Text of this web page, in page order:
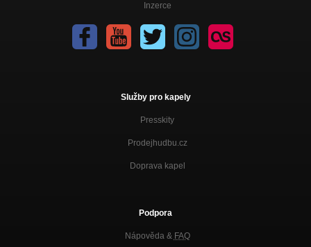
Inzerce
Služby pro kapely
Presskity
Prodejhudbu.cz
Doprava kapel
Podpora
Nápověda & FAQ